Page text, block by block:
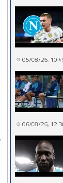
05/08/26,
06/08/26,